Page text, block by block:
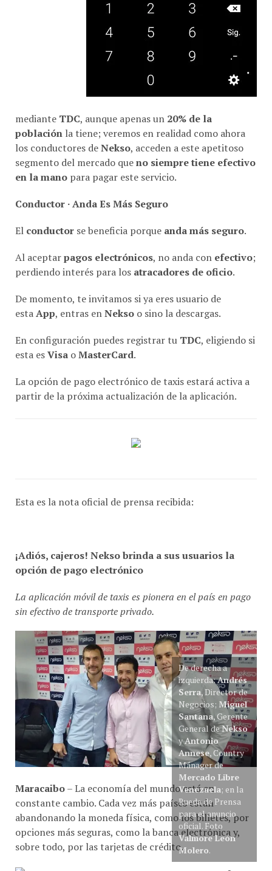
mediante TDC, aunque apenas un 20% de la
población la tiene; veremos en realidad como ahora
los conductores deNekso, acceden a este apetitoso
segmento del mercado queno siempre tiene efectivo
en la mano para pagar este servicio.
Conductor · Anda Es Más Seguro
El conductor se beneficia porque anda más seguro.
Al aceptarpagos electrónicos, no anda con efectivo;
perdiendo interés para los atracadores de oficio.
De momento, te invitamos si ya eres usuario de
estaApp, entras enNekso o sino la descargas.
En configuración puedes registrar tu TDC, eligiendo si
esta esVisa oMasterCard.
La opción de pago electrónico de taxis estará activa a
partir de la próxima actualización de la aplicación.
Esta es la nota oficial de prensa recibida:
¡Adiós, cajeros! Nekso brinda a sus usuarios la
opción de pago electrónico
La aplicación móvil de taxis es pionera en el país en pago
sin efectivo de transporte privado.
De derecha a
izquierda:Andrés
Serra, Director de
Negocios; Miguel
Santana, Gerente
General deNekso
yAntonio
Annese, Country
Mánager de
Mercado Libre
Venezuela; en la
Rueda de Prensa
para el anuncio
oficial. Foto
Valmore León
Molero.
Maracaibo– La economía del mundo está en
constante cambio. Cada vez más países están
abandonando la moneda física, como los billetes, por
opciones más seguras, como la banca electrónica y,
sobre todo, por las tarjetas de crédito.